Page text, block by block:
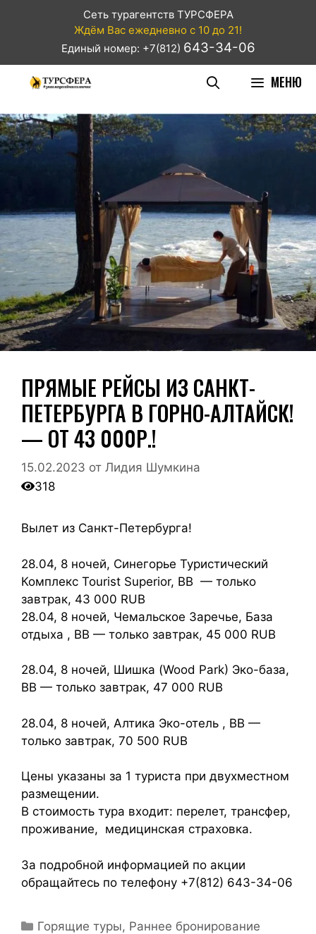
Сеть турагентств ТУРСФЕРА
Ждём Вас ежедневно с 10 до 21!
Единый номер: +7(812) 643-34-06
МЕНЮ
ПРЯМЫЕ РЕЙСЫ ИЗ САНКТ-
ПЕТЕРБУРГА В ГОРНО-АЛТАЙСК!
— ОТ 43 000Р.!
15.02.2023 от Лидия Шумкина
318
Вылет из Санкт-Петербурга!
28.04, 8 ночей, Синегорье Туристический
Комплекс Tourist Superior, ВВ — только
завтрак, 43 000 RUB
28.04, 8 ночей, Чемальское Заречье, База
отдыха , ВВ — только завтрак, 45 000 RUB
28.04, 8 ночей, Шишка (Wood Park) Эко-база,
ВВ — только завтрак, 47 000 RUB
28.04, 8 ночей, Алтика Эко-отель , ВВ —
только завтрак, 70 500 RUB
Цены указаны за 1 туриста при двухместном
размещении.
В стоимость тура входит: перелет, трансфер,
проживание, медицинская страховка.
За подробной информацией по акции
обращайтесь по телефону +7(812) 643-34-06
Горящие туры, Раннее бронирование